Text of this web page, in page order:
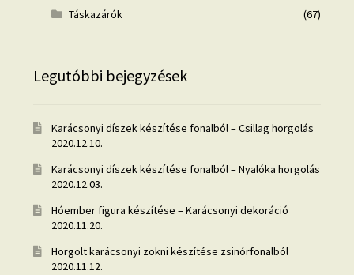
Táskazárók
(67)
Legutóbbi bejegyzések
Karácsonyi díszek készítése fonalból – Csillag horgolás
2020.12.10.
Karácsonyi díszek készítése fonalból – Nyalóka horgolás
2020.12.03.
Hóember figura készítése – Karácsonyi dekoráció
2020.11.20.
Horgolt karácsonyi zokni készítése zsinórfonalból
2020.11.12.